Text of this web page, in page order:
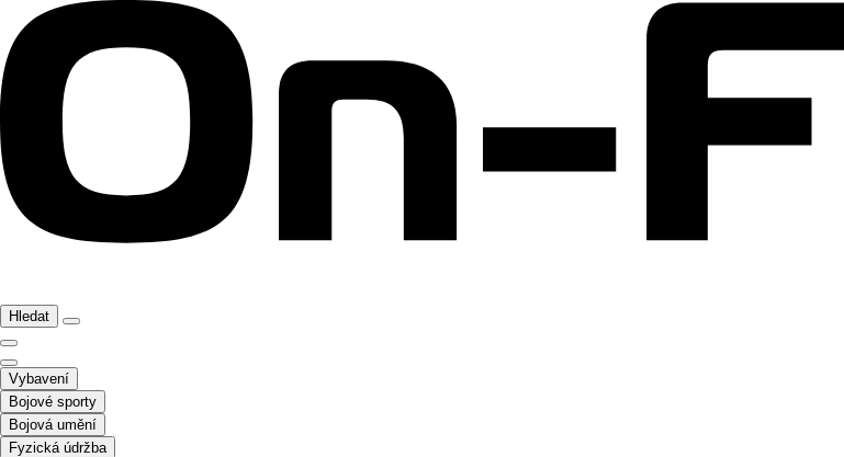
Hledat
Vybavení
Bojové sporty
Bojová umění
Fyzická údržba